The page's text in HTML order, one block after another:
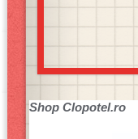
Shop Clopotel.ro